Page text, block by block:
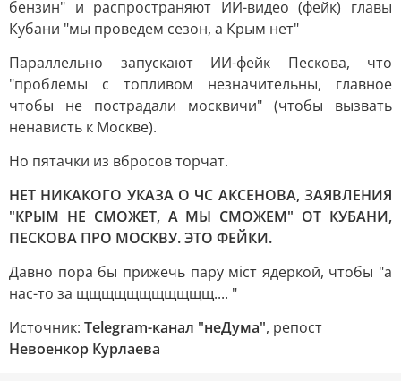
бензин" и распространяют ИИ-видео (фейк) главы
Кубани "мы проведем сезон, а Крым нет"
Параллельно запускают ИИ-фейк Пескова, что
"проблемы с топливом незначительны, главное
чтобы не пострадали москвичи" (чтобы вызвать
ненависть к Москве).
Но пятачки из вбросов торчат.
НЕТ НИКАКОГО УКАЗА О ЧС АКСЕНОВА, ЗАЯВЛЕНИЯ
"КРЫМ НЕ СМОЖЕТ, А МЫ СМОЖЕМ" ОТ КУБАНИ,
ПЕСКОВА ПРО МОСКВУ. ЭТО ФЕЙКИ.
Давно пора бы прижечь пару мiст ядеркой, чтобы "а
нас-то за щщщщщщщщщщщ.... "
Источник: Telegram-канал "неДума", репост
Невоенкор Курлаева